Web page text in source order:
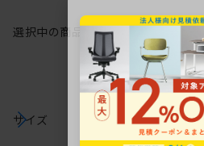
選択中の商品情報注意事項
サイズ